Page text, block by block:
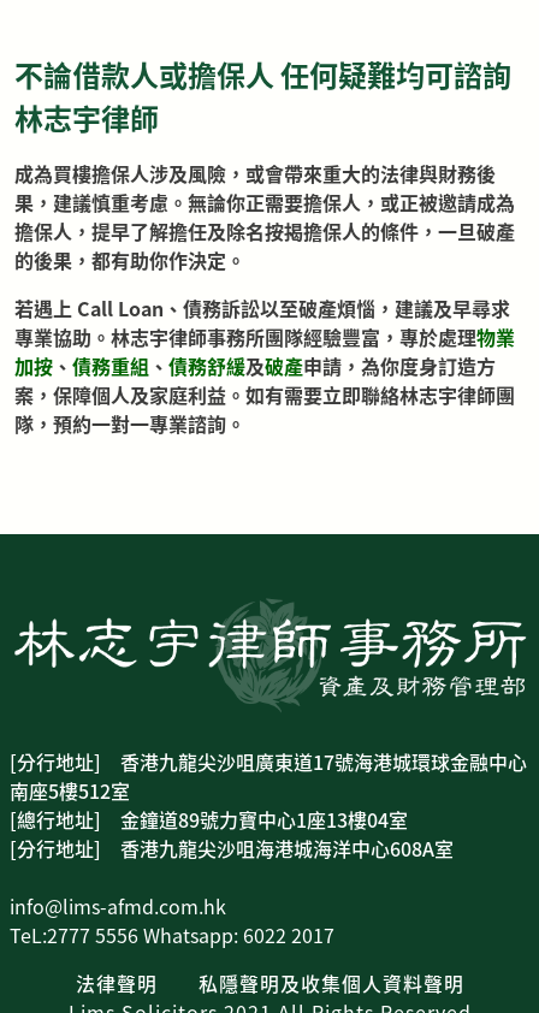
不論借款人或擔保人 任何疑難均可諮詢
林志宇律師
成為買樓擔保人涉及風險，或會帶來重大的法律與財務後
果，建議慎重考慮。無論你正需要擔保人，或正被邀請成為
擔保人，提早了解擔任及除名按揭擔保人的條件，一旦破產
的後果，都有助你作決定。
若遇上 Call Loan、債務訴訟以至破產煩惱，建議及早尋求
專業協助。林志宇律師事務所團隊經驗豐富，專於處理物業
加按 、 債務重組 、 債務舒緩及破產申請，為你度身訂造方
案，保障個人及家庭利益。如有需要立即聯絡林志宇律師團
隊，預約一對一專業諮詢。
[分行地址] 香港九龍尖沙咀廣東道17號海港城環球金融中心
南座5樓512室
[總行地址] 金鐘道89號力寶中心1座13樓04室
[分行地址] 香港九龍尖沙咀海港城海洋中心608A室
info@lims-afmd.com.hk
TeL:2777 5556 Whatsapp: 6022 2017
法律聲明
私隱聲明及收集個人資料聲明